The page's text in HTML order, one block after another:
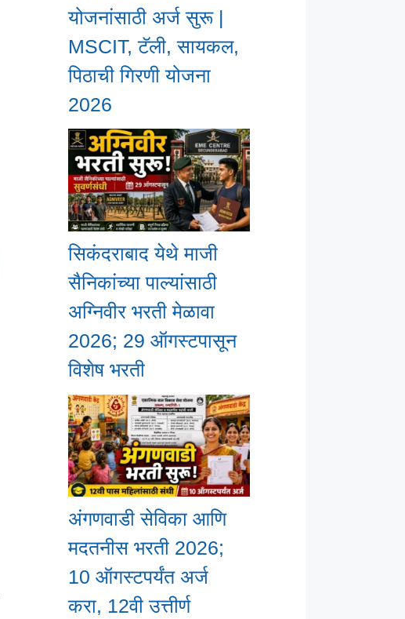
योजनांसाठी अर्ज सुरू |
MSCIT, टॅली, सायकल,
पिठाची गिरणी योजना
2026
सिकंदराबाद येथे माजी
सैनिकांच्या पाल्यांसाठी
अग्निवीर भरती मेळावा
2026; 29 ऑगस्टपासून
विशेष भरती
अंगणवाडी सेविका आणि
मदतनीस भरती 2026;
10 ऑगस्टपर्यंत अर्ज
करा, 12वी उत्तीर्ण